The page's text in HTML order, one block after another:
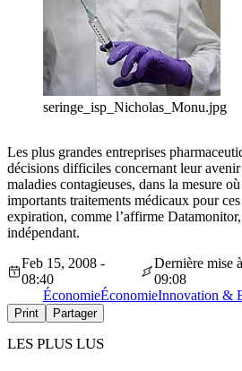
seringe_isp_Nicholas_Monu.jpg
Les plus grandes entreprises
décisions difficiles concernant leur
maladies contagieuses, dans la mesure
importants traitements médicaux pour
expiration, comme l’affirme
indépendant.
Feb 15, 2008 -
08:40
Dernière mise
09:08
ÉconomieÉconomieInnovation &
Print Partager
LES PLUS LUS